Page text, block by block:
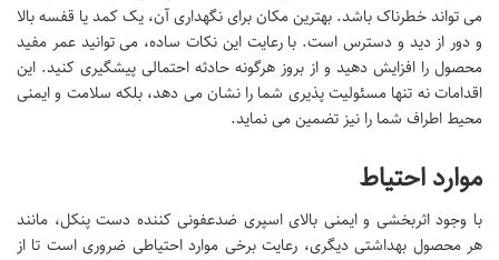
می تواند خطرناک باشد. بهترین مکان برای نگهداری آن، یک کمد یا قفسه بالا
و دور از دید و دسترس است. با رعایت این نکات ساده، می توانید عمر مفید
محصول را افزایش دهید و از بروز هرگونه حادثه احتمالی پیشگیری کنید. این
اقدامات نه تنها مسئولیت پذیری شما را نشان می دهد، بلکه سلامت و ایمنی
محیط اطراف شما را نیز تضمین می نماید.
موارد احتیاط
با وجود اثربخشی و ایمنی بالای اسپری ضدعفونی کننده دست پنکل، مانند
هر محصول بهداشتی دیگری، رعایت برخی موارد احتیاطی ضروری است تا از